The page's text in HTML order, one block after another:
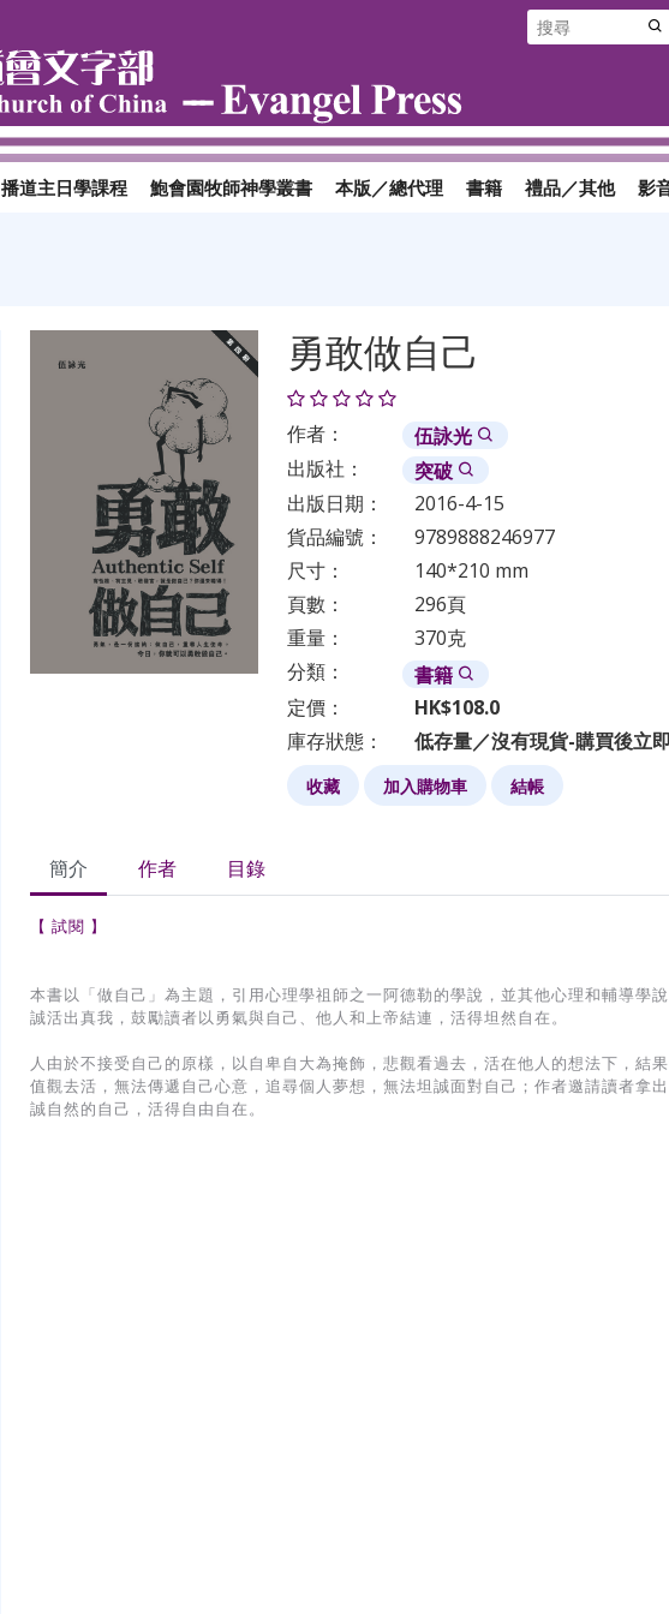
播道主日學課程 鮑會園牧師神學叢書 本版／總代理 書籍 禮品／其他 影
勇敢做自己
作者：
伍詠光
出版社：
突破
出版日期：
2016-4-15
貨品編號：
9789888246977
尺寸：
140*210 mm
頁數：
296頁
重量：
370克
分類：
書籍
定價：
HK$108.0
庫存狀態：
低存量／沒有現貨-購買後立
收藏 加入購物車 結帳
簡介 作者 目錄
【 試閱 】
本書以「做自己」為主題，引用心理學祖師之一阿德勒的學說，並其他心理和輔導學
誠活出真我，鼓勵讀者以勇氣與自己、他人和上帝結連，活得坦然自在。
人由於不接受自己的原樣，以自卑自大為掩飾，悲觀看過去，活在他人的想法下，結
值觀去活，無法傳遞自己心意，追尋個人夢想，無法坦誠面對自己；作者邀請讀者拿
誠自然的自己，活得自由自在。